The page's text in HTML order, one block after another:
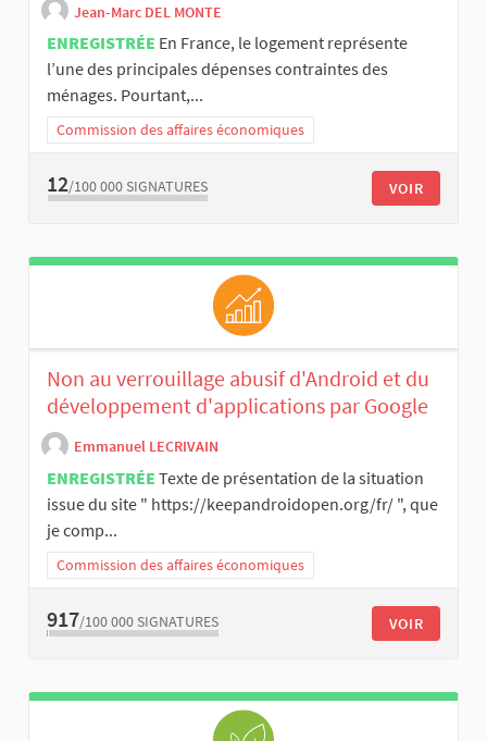
Jean-Marc DEL MONTE
ENREGISTRÉE En France, le logement représente
l’une des principales dépenses contraintes des
ménages. Pourtant,...
Commission des affaires économiques
12/100 000 SIGNATURES VOIR
Non au verrouillage abusif d'Android et du
développement d'applications par Google
Emmanuel LECRIVAIN
ENREGISTRÉE Texte de présentation de la situation
issue du site " https://keepandroidopen.org/fr/ ", que
je comp...
Commission des affaires économiques
917/100 000 SIGNATURES VOIR